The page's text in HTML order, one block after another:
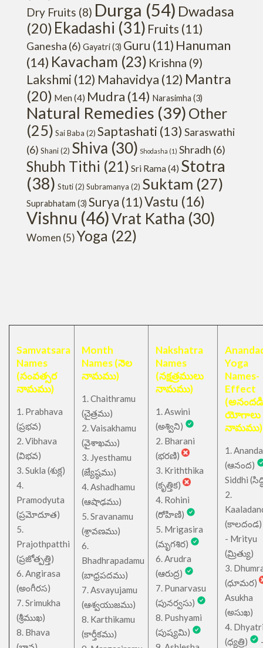
Dry Fruits (8) Durga (54) Dwadasa
(20) Ekadashi (31) Fruits (11)
Ganesha (6) Gayatri(3) Guru (11) Hanuman
(14) Kavacham (23) Krishna (9)
Lakshmi (12) Mahavidya (12) Mantra
(20) Men(4) Mudra (14) Narasimha (3)
Natural Remedies (39) Other
(25) Sai Baba (2) Saptashati (13) Saraswathi
(6) Shani(2) Shiva (30) Shodasha (1) Shradh (6)
Shubh Tithi (21) Sri Rama(4) Stotra
(38) Stuti(2) Subramanya (2) Suktam (27)
Suprabhatam (3) Surya (11)Vastu (16)
Vishnu (46)Vrat Katha (30)
Women (5)Yoga (22)
Samvatsara
Names
(సంవత్సర
నామము)
1. Prabhava
(ప్రభవ)
2. Vibhava
(విభవ)
3. Sukla (శుక్ల)
4.
Pramodyuta
(ప్రమోదూత)
5.
Prajothpatthi
(ప్రజోత్పత్తి)
6. Angirasa
(అంగీరస)
7. Srimukha
(శ్రీముఖ)
8. Bhava
Month
Names (నెల
నామము)
1. Chaithramu
(చైత్రము)
2. Vaisakhamu
(వైశాఖము)
3. Jyesthamu
(జ్యేష్ఠము)
4. Ashadhamu
(ఆషాఢము)
5. Sravanamu
(శ్రావణము)
6.
Bhadhrapadamu
(బాధ్రపదము)
7. Asvayujamu
(ఆశ్వయుజము)
8. Karthikamu
(కార్తీకము)
Nakshatra
Names
(నక్షత్రములు
నామము)
1. Aswini
(అశ్విని)
2. Bharani
(భరణి)
3. Kriththika
(కృత్తిక)
4. Rohini
(రోహిణి)
5. Mrigasira
(మృగశిర)
6. Arudra
(ఆరుద్ర)
7. Punarvasu
(పునర్వసు)
8. Pushyami
(పుష్యమి)
Yoga
Names-
Effect
(అనందడి
యోగాలు
నామము)
1. Ananda
(ఆనంద)
Siddhi
2.
(కాలదండ)
- Mrityu
(మ్రిత్యు)
3.
(ధూమర)
Asukha
(అసుఖ)
4.
(ధ్యత్రి)